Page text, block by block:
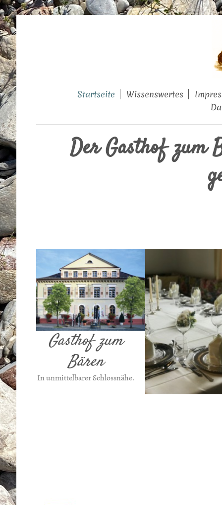
Startseite Wissenswertes
Der Gasthof zum
Gasthof zum
Bären
In unmittelbarer Schlossnähe.